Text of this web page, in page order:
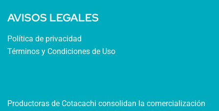
AVISOS LEGALES
Política de privacidad
Términos y Condiciones de Uso
Productoras de Cotacachi consolidan la comercialización